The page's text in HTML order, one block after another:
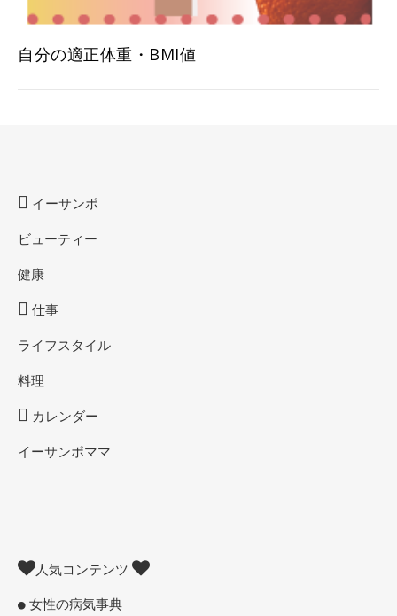
自分の適正体重・BMI値
イーサンポ
ビューティー
健康
仕事
ライフスタイル
料理
カレンダー
イーサンポママ
人気コンテンツ
女性の病気事典